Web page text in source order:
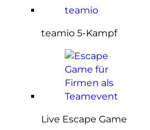
teamio 5-Kampf
Live Escape Game